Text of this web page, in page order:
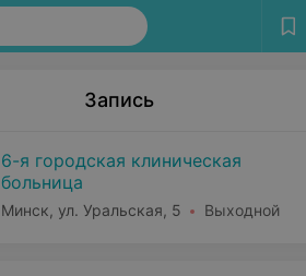
Запись
6-я городская клиническая
больница
Минск, ул. Уральская, 5 Выходной